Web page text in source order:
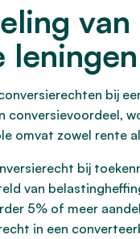
leningen
bij
conversievoordeel,
omvat zowel rente
bij
van
5% of meer
in een